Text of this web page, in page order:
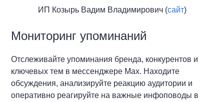
ИП Козырь Вадим Владимирович (сайт)
Мониторинг упоминаний
Отслеживайте упоминания бренда, конкурентов и
ключевых тем в мессенджере Max. Находите
обсуждения, анализируйте реакцию аудитории и
оперативно реагируйте на важные инфоповоды в